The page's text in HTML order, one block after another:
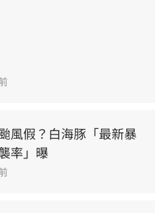
風假？白海豚「最新暴
率」曝